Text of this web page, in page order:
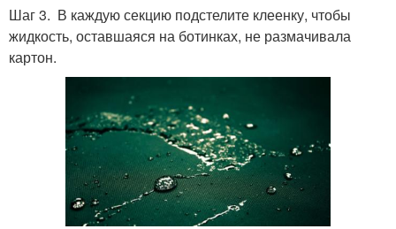
Шаг 3. В каждую секцию подстелите клеенку, чтобы
жидкость, оставшаяся на ботинках, не размачивала
картон.